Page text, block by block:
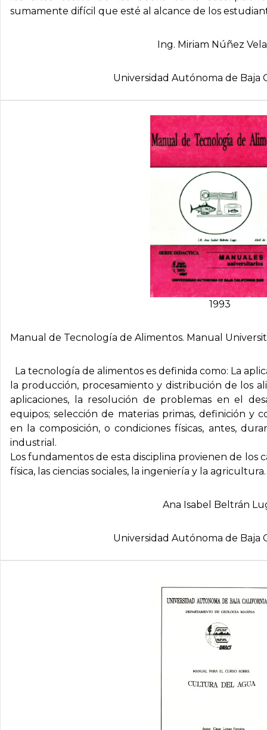
sumamente difícil que esté al alcance de los
Ing. Miriam Núñez
Universidad Autónoma de Baja
1993
Manual de Tecnologí­a de Alimentos. Manual
La tecnología de alimentos es definida como: La
la producción, procesamiento y distribución de los
aplicaciones, la resolución de problemas en el
equipos; selección de materias primas, definición y
en la composición, o condiciones físicas, antes,
industrial.
Los fundamentos de esta disciplina provienen de los
física, las ciencias sociales, la ingeniería y la agricultura.
Ana Isabel Beltrán
Universidad Autónoma de Baja